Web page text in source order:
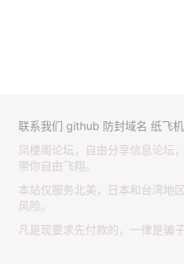
联系我们 github 防封域名 纸飞机
凤楼阁论坛，自由分享信息论坛
带你自由飞翔。
本站仅服务北美，日本和台湾地
风险。
凡是现要求先付款的，一律是骗